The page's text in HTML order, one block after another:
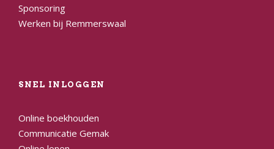
Sponsoring
Werken bij Remmerswaal
SNEL INLOGGEN
Online boekhouden
Communicatie Gemak